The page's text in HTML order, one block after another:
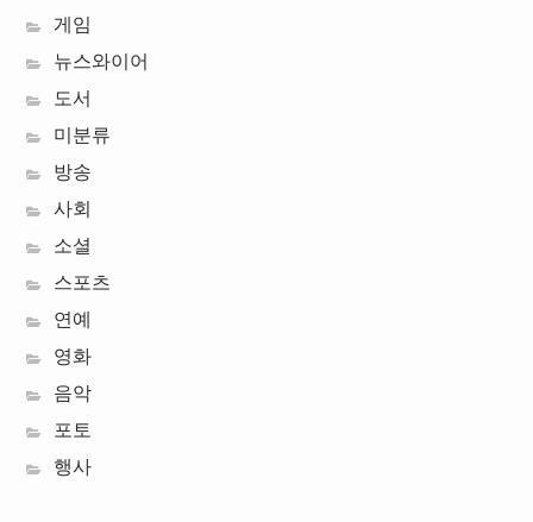
게임
뉴스와이어
도서
미분류
방송
사회
소셜
스포츠
연예
영화
음악
포토
행사